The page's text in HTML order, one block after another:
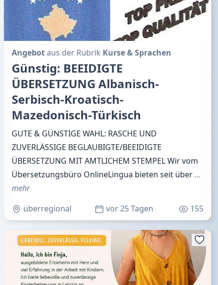
Angebotaus der Rubrik Kurse & Sprachen
Günstig: BEEIDIGTE
ÜBERSETZUNG Albanisch-
Serbisch-Kroatisch-
Mazedonisch-Türkisch
GUTE & GÜNSTIGE WAHL: RASCHE UND
ZUVERLÄSSIGE BEGLAUBIGTE/BEEIDIGTE
ÜBERSETZUNG MIT AMTLICHEM STEMPEL Wir vom
Übersetzungsbüro OnlineLingua bieten seit über…
mehr
überregional
vor 25 Tagen 155